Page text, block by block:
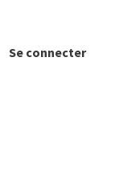
Se connecter